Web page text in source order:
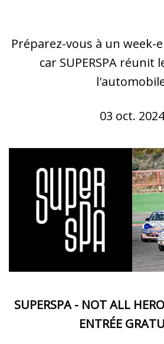
Préparez-vous à un week-
car SUPERSPA réunit
03 oct. 2024
SUPERSPA - NOT ALL
ENTRÉE